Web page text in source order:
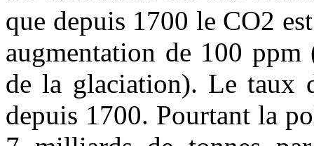
que depuis 1700 le CO2
augmentation de 100
de la glaciation). Le taux
depuis 1700. Pourtant la